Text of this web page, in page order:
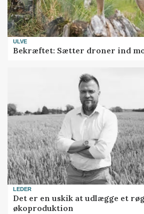
ULVE
Bekræftet: Sætter droner ind
LEDER
Det er en uskik at udlægge et
økoproduktion